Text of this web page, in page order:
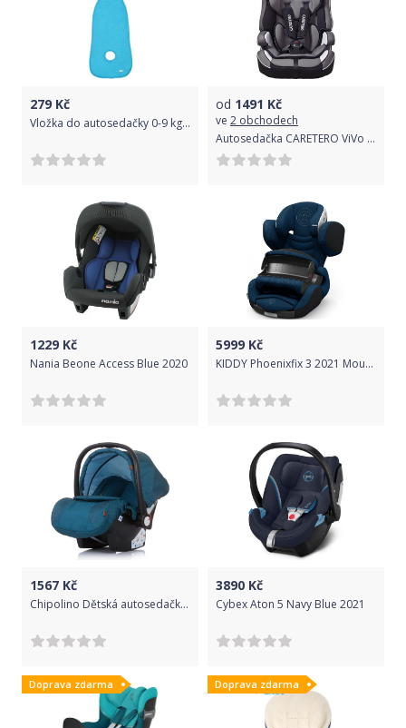
279 Kč
Vložka do autosedačky 0-9 kg Eko Turquoise 2021
od 1491 Kč
ve 2 obchodech
Autosedačka CARETERO ViVo navy 2016
1229 Kč
Nania Beone Access Blue 2020
5999 Kč
KIDDY Phoenixfix 3 2021 Mountain Blue
1567 Kč
Chipolino Dětská autosedačka Havana Atlantic 0-13 kg
3890 Kč
Cybex Aton 5 Navy Blue 2021
Doprava zdarma Doprava zdarma